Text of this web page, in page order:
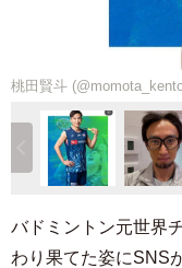
桃田賢斗
バドミントン元世界
わり果てた姿にSNS